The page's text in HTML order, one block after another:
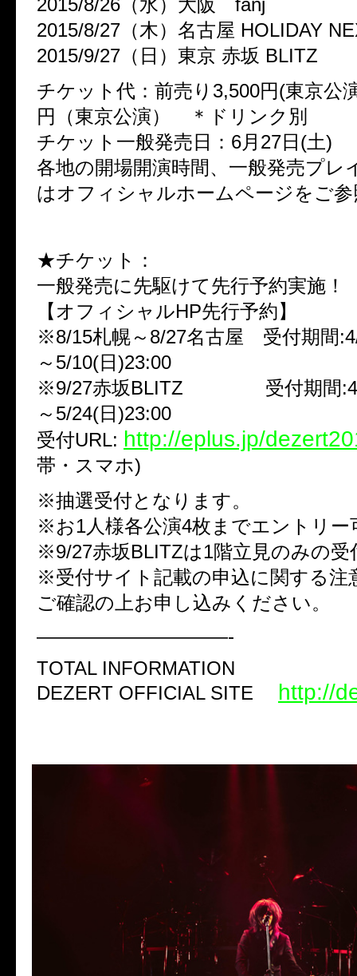
2015/8/26（水）大阪 fanj
2015/8/27（木）名古屋 HOLIDAY
2015/9/27（日）東京 赤坂 BLITZ
チケット代：前売り3,500円(東京公
円（東京公演） ＊ドリンク別
チケット一般発売日：6月27日(土)
各地の開場開演時間、一般発売プレ
はオフィシャルホームページをご
★チケット：
一般発売に先駆けて先行予約実施！
【オフィシャルHP先行予約】
※8/15札幌～8/27名古屋 受付期間
～5/10(日)23:00
※9/27赤坂BLITZ 受付期間:4/
～5/24(日)23:00
受付URL: http://eplus.jp/
帯・スマホ)
※抽選受付となります。
※お1人様各公演4枚までエントリー
※9/27赤坂BLITZは1階立見のみの受
※受付サイト記載の申込に関する注
ご確認の上お申し込みください。
——————————-
TOTAL INFORMATION
DEZERT OFFICIAL SITE http://